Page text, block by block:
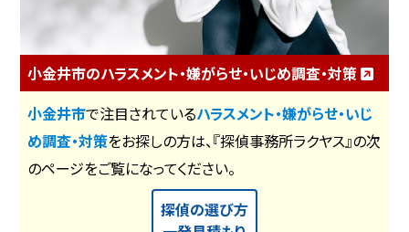
小金井市のハラスメント・嫌がらせ・いじめ調査・対策
小金井市で注目されているハラスメント・嫌がらせ・いじ
め調査・対策をお探しの方は、『探偵事務所ラクヤス』の次
のページをご覧になってください。
探偵の選び方